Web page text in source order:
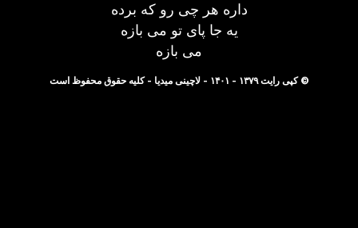
داره هر چی رو که برده
یه جا پای تو می بازه
می بازه
© کپی رایت ۱۳۷۹ - ۱۴۰۱ - لاچینی میدیا - کلیه حقوق محفوظ است